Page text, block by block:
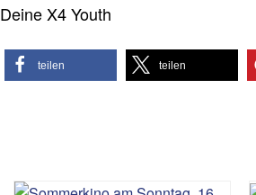
Deine X4 Youth
teilen teilen